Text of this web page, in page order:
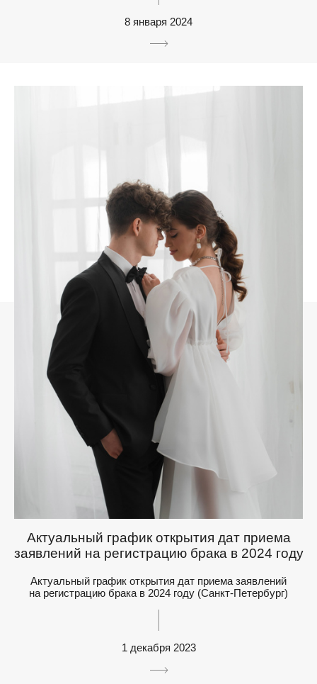
8 января 2024
Актуальный график открытия дат приема
заявлений на регистрацию брака в 2024 году
Актуальный график открытия дат приема заявлений
на регистрацию брака в 2024 году (Санкт-Петербург)
1 декабря 2023